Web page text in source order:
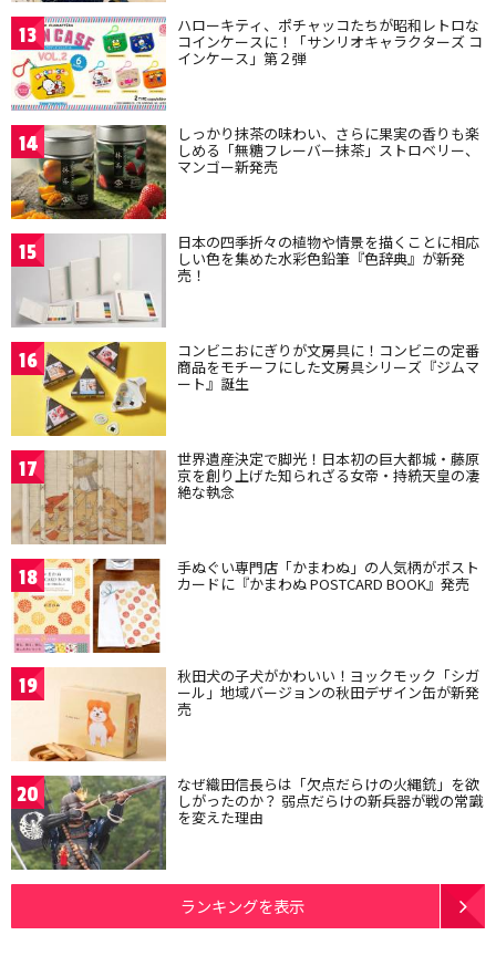
13 ハローキティ、ポチャッコたちが昭和レトロな
コインケースに！「サンリオキャラクターズ コ
インケース」第２弾
14 しっかり抹茶の味わい、さらに果実の香りも楽
しめる「無糖フレーバー抹茶」ストロベリー、
マンゴー新発売
15 日本の四季折々の植物や情景を描くことに相応
しい色を集めた水彩色鉛筆『色辞典』が新発
売！
16 コンビニおにぎりが文房具に！コンビニの定番
商品をモチーフにした文房具シリーズ『ジムマ
ート』誕生
17 世界遺産決定で脚光！日本初の巨大都城・藤原
京を創り上げた知られざる女帝・持統天皇の凄
絶な執念
18 手ぬぐい専門店「かまわぬ」の人気柄がポスト
カードに『かまわぬ POSTCARD BOOK』発売
19 秋田犬の子犬がかわいい！ヨックモック「シガ
ール」地域バージョンの秋田デザイン缶が新発
売
20 なぜ織田信長らは「欠点だらけの火縄銃」を欲
しがったのか？ 弱点だらけの新兵器が戦の常識
を変えた理由
ランキングを表示